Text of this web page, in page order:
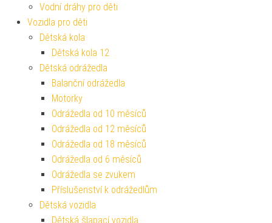
Vodní dráhy pro děti
Vozidla pro děti
Dětská kola
Dětská kola 12
Dětská odrážedla
Balanční odrážedla
Motorky
Odrážedla od 10 měsíců
Odrážedla od 12 měsíců
Odrážedla od 18 měsíců
Odrážedla od 6 měsíců
Odrážedla se zvukem
Příslušenství k odrážedlům
Dětská vozidla
Dětská šlapací vozidla